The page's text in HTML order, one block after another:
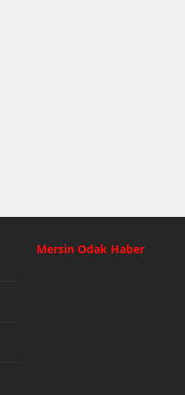
Mersin Odak Haber